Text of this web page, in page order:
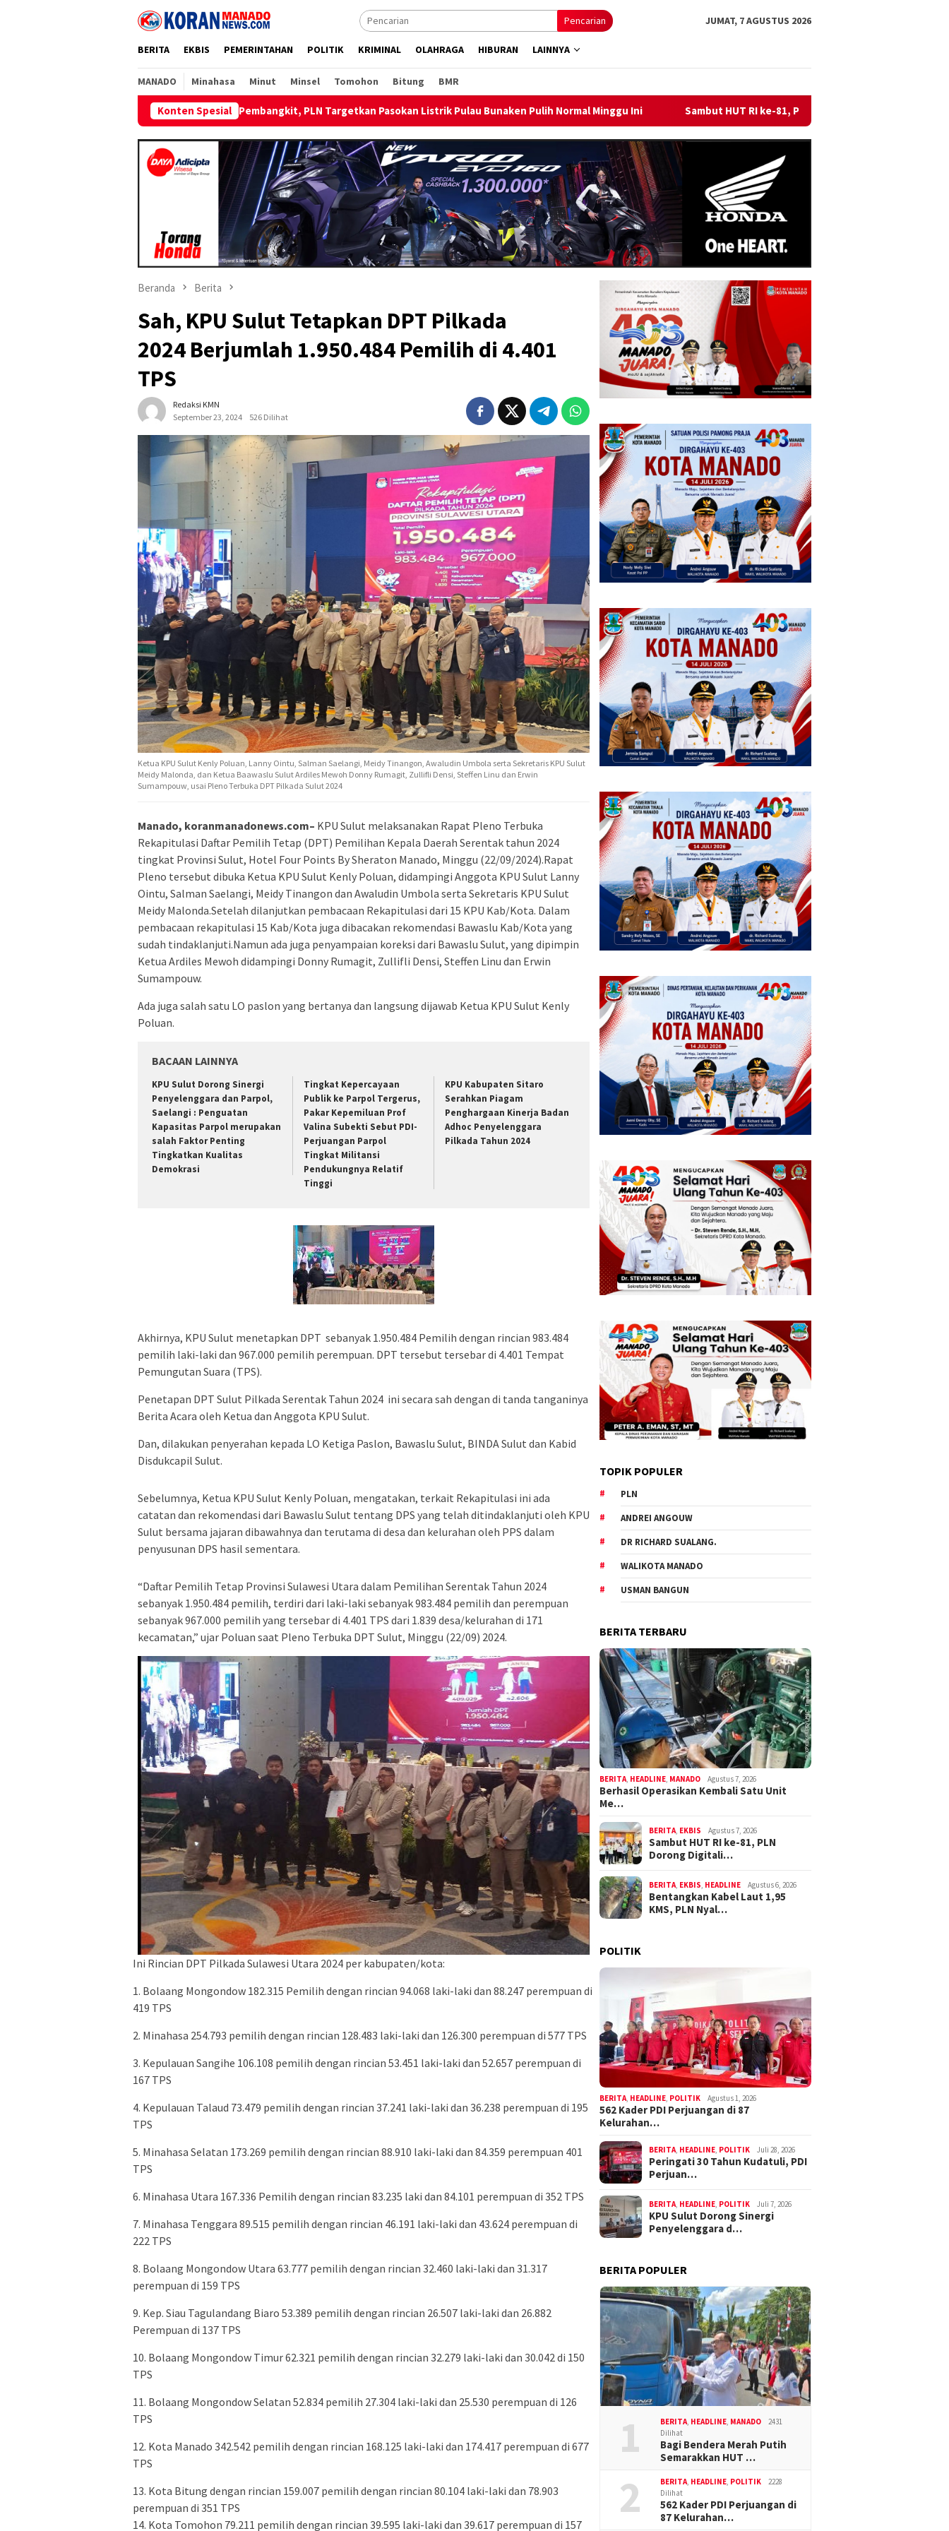
Pencarian JUMAT, 7 AGUSTUS 2026
BERITA EKBIS PEMERINTAHAN POLITIK KRIMINAL OLAHRAGA HIBURAN LAINNYA
MANADO Minahasa Minut Minsel Tomohon Bitung BMR
Konten Spesial
Unit Mesin Pembangkit, PLN Targetkan Pasokan Listrik Pulau Bunaken Pulih Normal Minggu Ini Sambut HUT RI ke-81, PLN Dorong Digitalisasi Pendidikan di SMP Negeri 1 Palu Lewat
Beranda Berita
Sah, KPU Sulut Tetapkan DPT Pilkada
2024 Berjumlah 1.950.484 Pemilih di 4.401
TPS
Redaksi KMN
September 23, 2024
526 Dilihat
Ketua KPU Sulut Kenly Poluan, Lanny Ointu, Salman Saelangi, Meidy Tinangon, Awaludin Umbola serta Sekretaris KPU Sulut
Meidy Malonda, dan Ketua Baawaslu Sulut Ardiles Mewoh Donny Rumagit, Zullifli Densi, Steffen Linu dan Erwin
Sumampouw, usai Pleno Terbuka DPT Pilkada Sulut 2024
Manado, koranmanadonews.com– KPU Sulut melaksanakan Rapat Pleno Terbuka
Rekapitulasi Daftar Pemilih Tetap (DPT) Pemilihan Kepala Daerah Serentak tahun 2024
tingkat Provinsi Sulut, Hotel Four Points By Sheraton Manado, Minggu (22/09/2024).Rapat
Pleno tersebut dibuka Ketua KPU Sulut Kenly Poluan, didampingi Anggota KPU Sulut Lanny
Ointu, Salman Saelangi, Meidy Tinangon dan Awaludin Umbola serta Sekretaris KPU Sulut
Meidy Malonda.Setelah dilanjutkan pembacaan Rekapitulasi dari 15 KPU Kab/Kota. Dalam
pembacaan rekapitulasi 15 Kab/Kota juga dibacakan rekomendasi Bawaslu Kab/Kota yang
sudah tindaklanjuti.Namun ada juga penyampaian koreksi dari Bawaslu Sulut, yang dipimpin
Ketua Ardiles Mewoh didampingi Donny Rumagit, Zullifli Densi, Steffen Linu dan Erwin
Sumampouw.
Ada juga salah satu LO paslon yang bertanya dan langsung dijawab Ketua KPU Sulut Kenly
Poluan.
BACAAN LAINNYA
KPU Sulut Dorong Sinergi
Penyelenggara dan Parpol,
Saelangi : Penguatan
Kapasitas Parpol merupakan
salah Faktor Penting
Tingkatkan Kualitas
Demokrasi
Tingkat Kepercayaan
Publik ke Parpol Tergerus,
Pakar Kepemiluan Prof
Valina Subekti Sebut PDI-
Perjuangan Parpol
Tingkat Militansi
Pendukungnya Relatif
Tinggi
KPU Kabupaten Sitaro
Serahkan Piagam
Penghargaan Kinerja Badan
Adhoc Penyelenggara
Pilkada Tahun 2024
Akhirnya, KPU Sulut menetapkan DPT sebanyak 1.950.484 Pemilih dengan rincian 983.484
pemilih laki-laki dan 967.000 pemilih perempuan. DPT tersebut tersebar di 4.401 Tempat
Pemungutan Suara (TPS).
Penetapan DPT Sulut Pilkada Serentak Tahun 2024 ini secara sah dengan di tanda tanganinya
Berita Acara oleh Ketua dan Anggota KPU Sulut.
Dan, dilakukan penyerahan kepada LO Ketiga Paslon, Bawaslu Sulut, BINDA Sulut dan Kabid
Disdukcapil Sulut.
Sebelumnya, Ketua KPU Sulut Kenly Poluan, mengatakan, terkait Rekapitulasi ini ada
catatan dan rekomendasi dari Bawaslu Sulut tentang DPS yang telah ditindaklanjuti oleh KPU
Sulut bersama jajaran dibawahnya dan terutama di desa dan kelurahan oleh PPS dalam
penyusunan DPS hasil sementara.
“Daftar Pemilih Tetap Provinsi Sulawesi Utara dalam Pemilihan Serentak Tahun 2024
sebanyak 1.950.484 pemilih, terdiri dari laki-laki sebanyak 983.484 pemilih dan perempuan
sebanyak 967.000 pemilih yang tersebar di 4.401 TPS dari 1.839 desa/kelurahan di 171
kecamatan,” ujar Poluan saat Pleno Terbuka DPT Sulut, Minggu (22/09) 2024.
Ini Rincian DPT Pilkada Sulawesi Utara 2024 per kabupaten/kota:
1. Bolaang Mongondow 182.315 Pemilih dengan rincian 94.068 laki-laki dan 88.247 perempuan di
419 TPS
2. Minahasa 254.793 pemilih dengan rincian 128.483 laki-laki dan 126.300 perempuan di 577 TPS
3. Kepulauan Sangihe 106.108 pemilih dengan rincian 53.451 laki-laki dan 52.657 perempuan di
167 TPS
4. Kepulauan Talaud 73.479 pemilih dengan rincian 37.241 laki-laki dan 36.238 perempuan di 195
TPS
5. Minahasa Selatan 173.269 pemilih dengan rincian 88.910 laki-laki dan 84.359 perempuan 401
TPS
6. Minahasa Utara 167.336 Pemilih dengan rincian 83.235 laki dan 84.101 perempuan di 352 TPS
7. Minahasa Tenggara 89.515 pemilih dengan rincian 46.191 laki-laki dan 43.624 perempuan di
222 TPS
8. Bolaang Mongondow Utara 63.777 pemilih dengan rincian 32.460 laki-laki dan 31.317
perempuan di 159 TPS
9. Kep. Siau Tagulandang Biaro 53.389 pemilih dengan rincian 26.507 laki-laki dan 26.882
Perempuan di 137 TPS
10. Bolaang Mongondow Timur 62.321 pemilih dengan rincian 32.279 laki-laki dan 30.042 di 150
TPS
11. Bolaang Mongondow Selatan 52.834 pemilih 27.304 laki-laki dan 25.530 perempuan di 126
TPS
12. Kota Manado 342.542 pemilih dengan rincian 168.125 laki-laki dan 174.417 perempuan di 677
TPS
13. Kota Bitung dengan rincian 159.007 pemilih dengan rincian 80.104 laki-laki dan 78.903
perempuan di 351 TPS
14. Kota Tomohon 79.211 pemilih dengan rincian 39.595 laki-laki dan 39.617 perempuan di 157
TOPIK POPULER
PLN
ANDREI ANGOUW
DR RICHARD SUALANG.
WALIKOTA MANADO
USMAN BANGUN
BERITA TERBARU
BERITA HEADLINE MANADO Agustus 7, 2026
Berhasil Operasikan Kembali Satu Unit
Me…
BERITA EKBIS Agustus 7, 2026
Sambut HUT RI ke-81, PLN
Dorong Digitali…
BERITA EKBIS HEADLINE Agustus 6, 2026
Bentangkan Kabel Laut 1,95
KMS, PLN Nyal…
POLITIK
BERITA HEADLINE POLITIK Agustus 1, 2026
562 Kader PDI Perjuangan di 87
Kelurahan…
BERITA HEADLINE POLITIK Juli 28, 2026
Peringati 30 Tahun Kudatuli, PDI
Perjuan…
BERITA HEADLINE POLITIK Juli 7, 2026
KPU Sulut Dorong Sinergi
Penyelenggara d…
BERITA POPULER
1 BERITA, HEADLINE, MANADO
2431
Dilihat
Bagi Bendera Merah Putih
Semarakkan HUT …
2 BERITA, HEADLINE, POLITIK
2228
Dilihat
562 Kader PDI Perjuangan di
87 Kelurahan…